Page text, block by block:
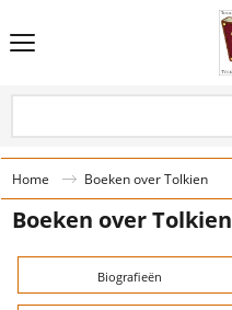
Home Boeken over Tolkien
Boeken over Tolkien
Biografieën